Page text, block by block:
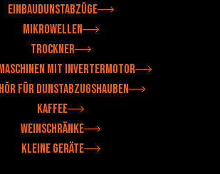
Einbaudunstabzüge
Mikrowellen
Trockner
mit Invertermotor
für Dunstabzugshauben
Kaffee
Weinschränke
Kleine Geräte